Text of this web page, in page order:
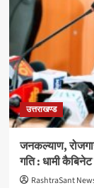
उत्तराखण्ड
जनकल्याण,
गति : धामी
RashtraSant